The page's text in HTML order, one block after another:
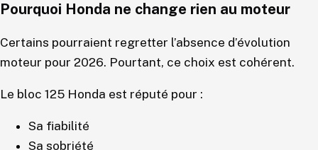
Pourquoi Honda ne change rien au moteur
Certains pourraient regretter l’absence d’évolution
moteur pour 2026. Pourtant, ce choix est cohérent.
Le bloc 125 Honda est réputé pour :
Sa fiabilité
Sa sobriété